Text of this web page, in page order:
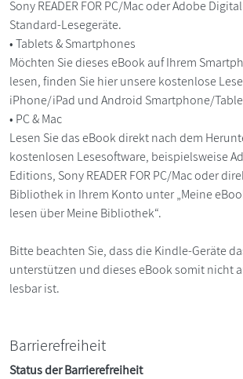
Sony READER FOR PC/Mac oder Adobe
Standard-Lesegeräte.
• Tablets & Smartphones
Möchten Sie dieses eBook auf Ihrem
lesen, finden Sie hier unsere kostenlose
iPhone/iPad und Android Smartphone/
• PC & Mac
Lesen Sie das eBook direkt nach dem
kostenlosen Lesesoftware, beispielsweise
Editions, Sony READER FOR PC/Mac oder
Bibliothek in Ihrem Konto unter „Meine
lesen über Meine Bibliothek“.
Bitte beachten Sie, dass die Kindle-Geräte
unterstützen und dieses eBook somit nicht
lesbar ist.
Barrierefreiheit
Status der Barrierefreiheit